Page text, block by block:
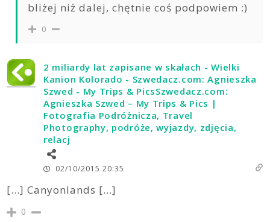
bliżej niż dalej, chętnie coś podpowiem :)
0
2 miliardy lat zapisane w skałach - Wielki
Kanion Kolorado - Szwedacz.com: Agnieszka
Szwed - My Trips & PicsSzwedacz.com:
Agnieszka Szwed – My Trips & Pics |
Fotografia Podróżnicza, Travel
Photography, podróże, wyjazdy, zdjęcia,
relacj
02/10/2015 20:35
[…] Canyonlands […]
0